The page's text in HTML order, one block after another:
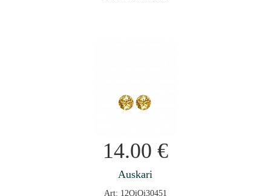
14.00 €
Auskari
Art: 12OiOi30451